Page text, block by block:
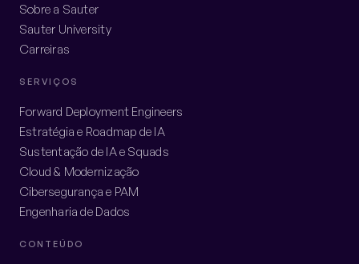
Sobre a Sauter
Sauter University
Carreiras
SERVIÇOS
Forward Deployment Engineers
Estratégia e Roadmap de IA
Sustentação de IA e Squads
Cloud & Modernização
Cibersegurança e PAM
Engenharia de Dados
CONTEÚDO